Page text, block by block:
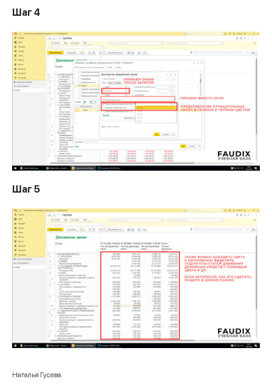
Шаг 4
Шаг 5
Наталья Гусева